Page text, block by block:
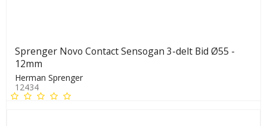
Sprenger Novo Contact Sensogan 3-delt Bid Ø55 -
12mm
Herman Sprenger
12434